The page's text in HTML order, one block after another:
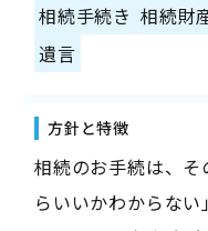
相続手続き 相続財
遺言
方針と特徴
相続のお手続は、
らいいかわからな